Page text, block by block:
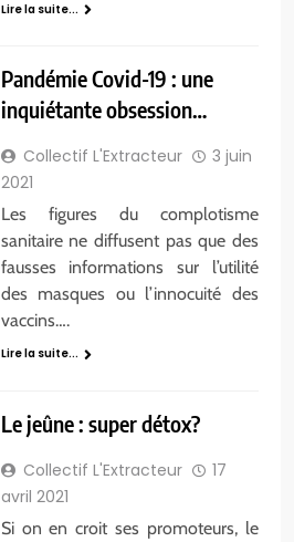
Lire la suite...
Pandémie Covid-19 : une
inquiétante obsession…
Collectif L'Extracteur
3 juin
2021
Les figures du complotisme
sanitaire ne diffusent pas que des
fausses informations sur l’utilité
des masques ou l’innocuité des
vaccins….
Lire la suite...
Le jeûne : super détox?
Collectif L'Extracteur
17
avril 2021
Si on en croit ses promoteurs, le